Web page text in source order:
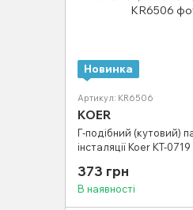
Новинка
Артикул: KR6506
KOER
Г-подібний (кутовий)
інсталяції Koer KT-
373 грн
В наявності